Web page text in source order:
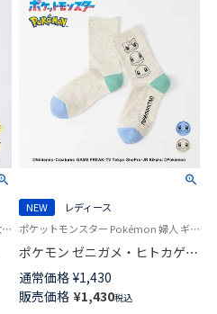
ポケットモンスター Pokémon 婦人 女性 ギフト プレゼント
NEW
レディース
ポケットモンスター Pokémon 婦人 ギフト プレゼント 無料ラッピング
ポケモン ゼニガメ・ヒトカゲ・
フシギダネ プリント クルー丈
カジュアル ソックス レディー
ス 03307022
通常価格 ¥1,430
販売価格 ¥1,430税込